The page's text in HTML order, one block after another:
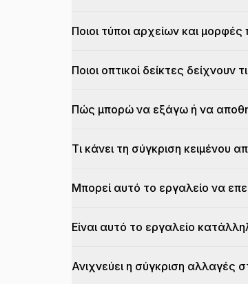
Ποιοι τύποι αρχείων και
Ποιοι οπτικοί δείκτες
Πώς μπορώ να εξάγω ή να
Τι κάνει τη σύγκριση κειμένου
Μπορεί αυτό το εργαλείο να
Είναι αυτό το εργαλείο
Ανιχνεύει η σύγκριση αλλαγές